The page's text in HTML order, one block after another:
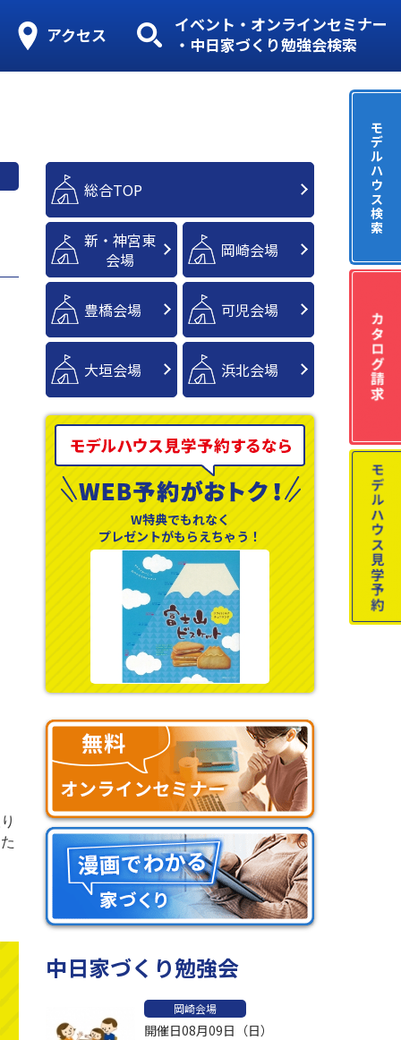
アクセス
イベント・オンラインセミナー
・中日家づくり勉強会検索
総合TOP
新・神宮東
会場
岡崎会場
豊橋会場 可児会場
大垣会場 浜北会場
W特典でもれなく
プレゼントがもらえちゃう！
中日家づくり勉強会
岡崎会場
開催日08月09日（日）
モ
デ
ル
ハ
ウ
ス
検
索